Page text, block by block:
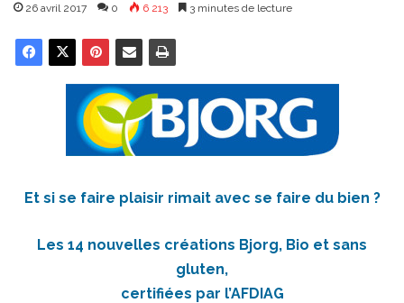
26 avril 2017 0 6 213 3 minutes de lecture
Et si se faire plaisir rimait avec se faire du bien ?
Les 14 nouvelles créations Bjorg, Bio et sans
gluten,
certifiées par l’AFDIAG